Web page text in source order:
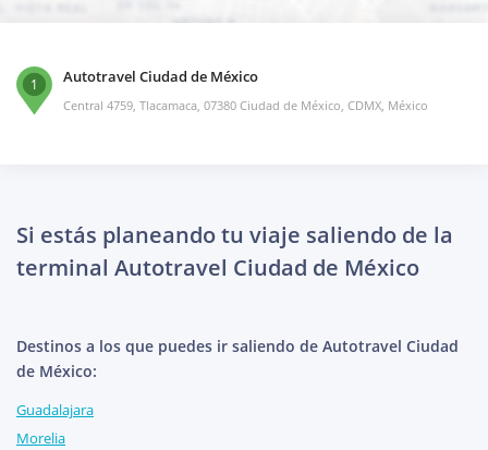
1 Autotravel Ciudad de México
Central 4759, Tlacamaca, 07380 Ciudad de México, CDMX, México
Si estás planeando tu viaje saliendo de la
terminal Autotravel Ciudad de México
Destinos a los que puedes ir saliendo de Autotravel Ciudad
de México:
Guadalajara
Morelia